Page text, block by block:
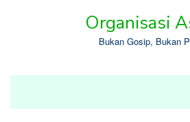
Organisasi
Bukan Gosip, Bukan